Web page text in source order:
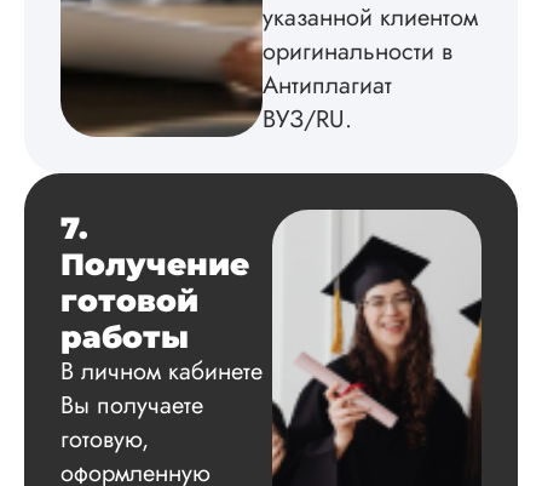
указанной клиентом
оригинальности в
Антиплагиат
ВУЗ/RU.
7.
Получение
готовой
работы
В личном кабинете
Вы получаете
готовую,
оформленную